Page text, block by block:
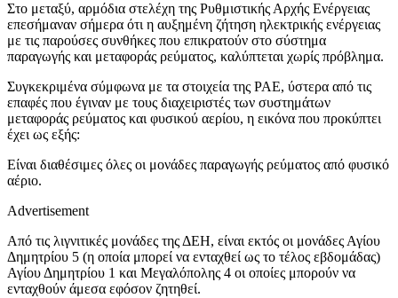
Στο μεταξύ, αρμόδια στελέχη της Ρυθμιστικής Αρχής Ενέργειας
επεσήμαναν σήμερα ότι η αυξημένη ζήτηση ηλεκτρικής ενέργειας
με τις παρούσες συνθήκες που επικρατούν στο σύστημα
παραγωγής και μεταφοράς ρεύματος, καλύπτεται χωρίς πρόβλημα.
Συγκεκριμένα σύμφωνα με τα στοιχεία της ΡΑΕ, ύστερα από τις
επαφές που έγιναν με τους διαχειριστές των συστημάτων
μεταφοράς ρεύματος και φυσικού αερίου, η εικόνα που προκύπτει
έχει ως εξής:
Είναι διαθέσιμες όλες οι μονάδες παραγωγής ρεύματος από φυσικό
αέριο.
Advertisement
Από τις λιγνιτικές μονάδες της ΔΕΗ, είναι εκτός οι μονάδες Αγίου
Δημητρίου 5 (η οποία μπορεί να ενταχθεί ως το τέλος εβδομάδας)
Αγίου Δημητρίου 1 και Μεγαλόπολης 4 οι οποίες μπορούν να
ενταχθούν άμεσα εφόσον ζητηθεί.